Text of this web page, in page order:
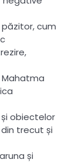
cum
obiectelor
trecut și
și